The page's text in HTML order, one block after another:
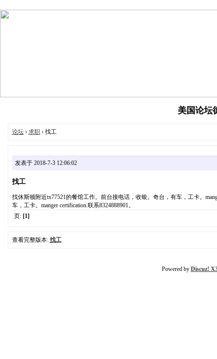
美国论坛
论坛› 求职› 找工
发表于 2018-7-3 12:06:02
找工
找休斯顿附近tx77521的餐馆工作。前台接电话，收银。奇台，有车，工卡。
车，工卡。manger certification.联系8324888901。
页: [1]
查看完整版本: 找工
Powered by Discuz!